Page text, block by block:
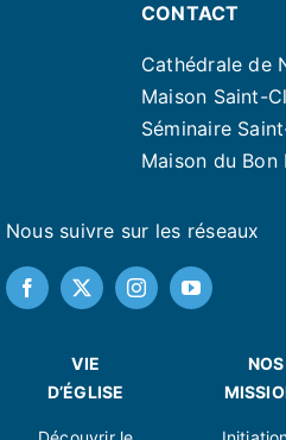
Nous suivre sur les réseaux
CONTACT
Cathédrale de
Maison Saint-
Séminaire
Maison du Bon
VIE
D’ÉGLISE
NOS